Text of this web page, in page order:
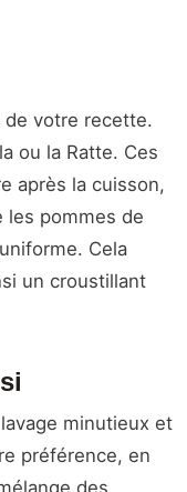
de votre recette.
ou la Ratte. Ces
après la cuisson,
les pommes de
Cela
un croustillant
minutieux et
préférence, en
des